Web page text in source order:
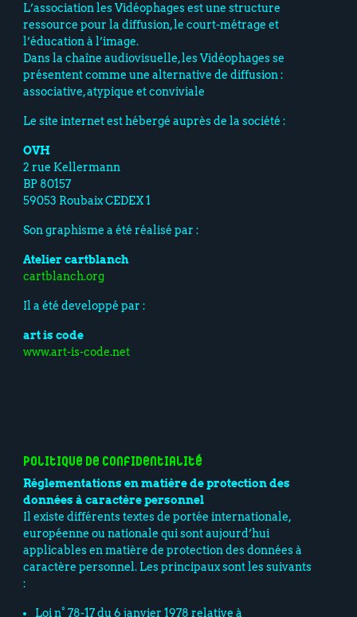
L’association les Vidéophages est une structure
ressource pour la diffusion, le court-métrage et
l’éducation à l’image.
Dans la chaîne audiovisuelle, les Vidéophages se
présentent comme une alternative de diffusion :
associative, atypique et conviviale
Le site internet est hébergé auprès de la société :
OVH
2 rue Kellermann
BP 80157
59053 Roubaix CEDEX 1
Son graphisme a été réalisé par :
Atelier cartblanch
cartblanch.org
Il a été developpé par :
art is code
www.art-is-code.net
Politique de confidentialité
Réglementations en matière de protection des
données à caractère personnel
Il existe différents textes de portée internationale,
européenne ou nationale qui sont aujourd’hui
applicables en matière de protection des données à
caractère personnel. Les principaux sont les suivants
:
Loi n° 78-17 du 6 janvier 1978 relative à